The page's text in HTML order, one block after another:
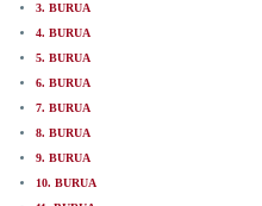
3. BURUA
4. BURUA
5. BURUA
6. BURUA
7. BURUA
8. BURUA
9. BURUA
10. BURUA